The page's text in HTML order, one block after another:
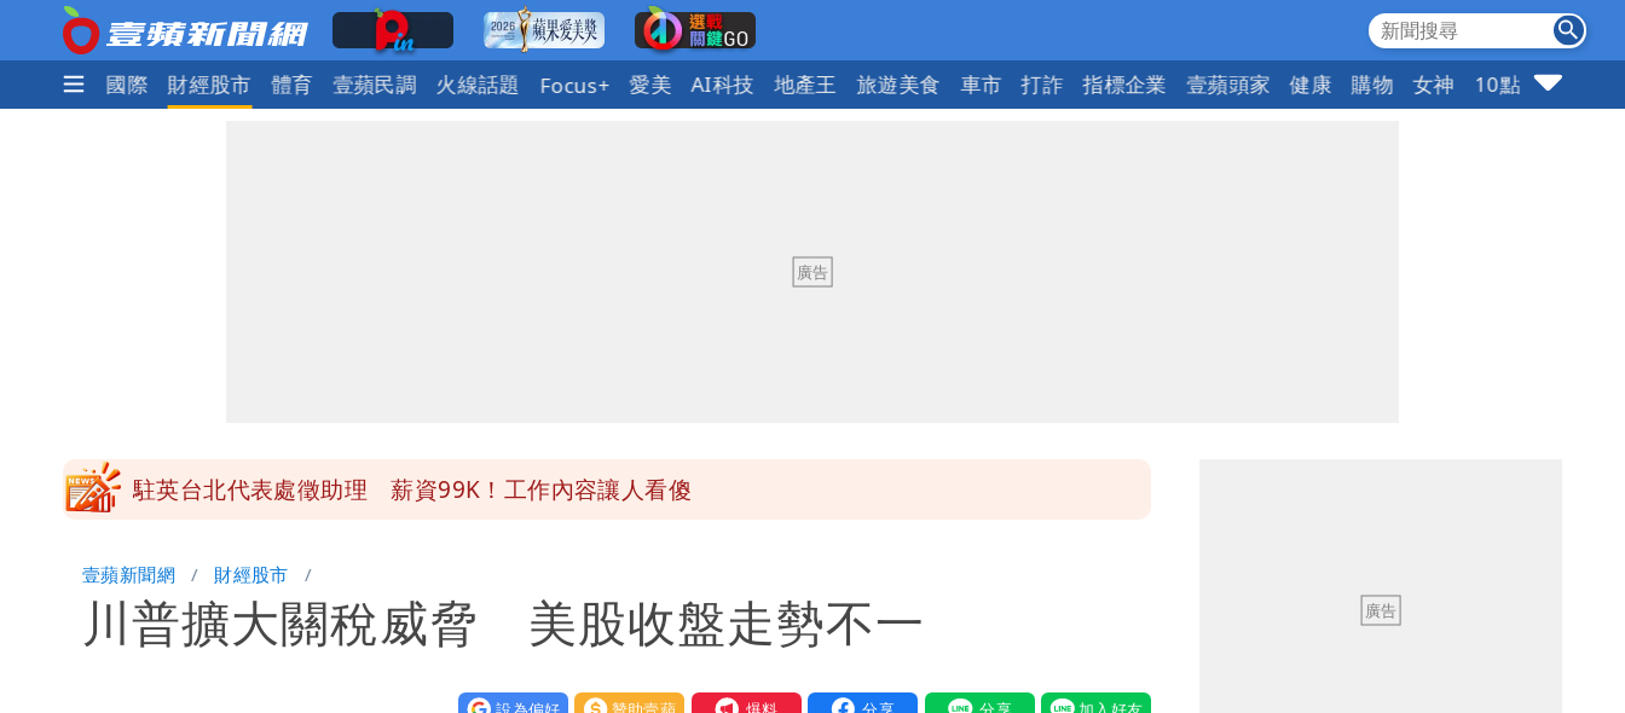
社會 國際 財經股市 體育 壹蘋民調 火線話題 Focus+ 愛美 AI科技 地產王 旅遊美食 車市 打詐 指標企業 壹蘋頭家 健康 購物 女神 10點強打
駐英台北代表處徵助理 薪資99K！工作內容讓人看傻
伊朗撂話美盟友：快勸川普停手！否則報復
壹蘋新聞網 財經股市
川普擴大關稅威脅 美股收盤走勢不一